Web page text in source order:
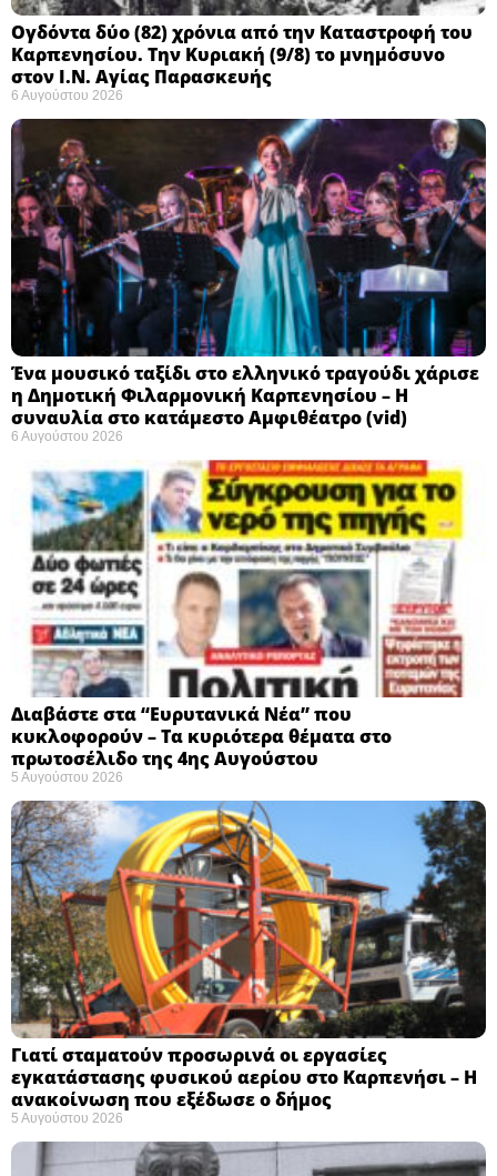
Ογδόντα δύο (82) χρόνια από την Καταστροφή του
Καρπενησίου. Την Κυριακή (9/8) το μνημόσυνο
στον Ι.Ν. Αγίας Παρασκευής
6 Αυγούστου 2026
Ένα μουσικό ταξίδι στο ελληνικό τραγούδι χάρισε
η Δημοτική Φιλαρμονική Καρπενησίου – Η
συναυλία στο κατάμεστο Αμφιθέατρο (vid)
6 Αυγούστου 2026
Διαβάστε στα “Ευρυτανικά Νέα” που
κυκλοφορούν – Τα κυριότερα θέματα στο
πρωτοσέλιδο της 4ης Αυγούστου
5 Αυγούστου 2026
Γιατί σταματούν προσωρινά οι εργασίες
εγκατάστασης φυσικού αερίου στο Καρπενήσι – Η
ανακοίνωση που εξέδωσε ο δήμος
5 Αυγούστου 2026